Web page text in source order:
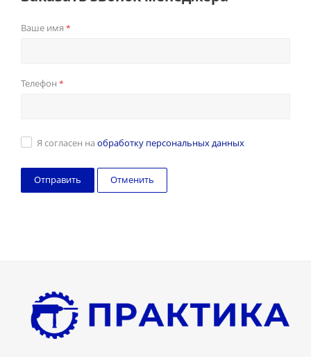
Ваше имя *
Телефон *
Я согласен на обработку персональных данных
Отменить